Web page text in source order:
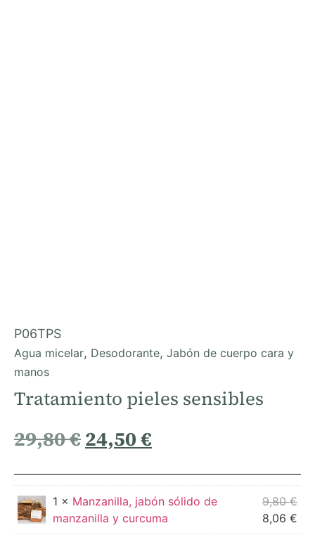
P06TPS
Agua micelar, Desodorante, Jabón de cuerpo cara y
manos
Tratamiento pieles sensibles
29,80€24,50€
1 × Manzanilla, jabón sólido de
manzanilla y curcuma
9,80€
8,06 €